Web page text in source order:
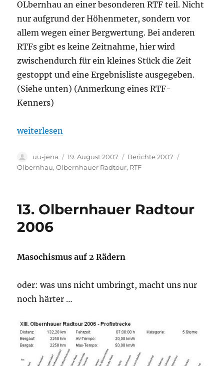
OLbernhau an einer besonderen RTF teil. Nicht
nur aufgrund der Höhenmeter, sondern vor
allem wegen einer Bergwertung. Bei anderen
RTFs gibt es keine Zeitnahme, hier wird
zwischendurch für ein kleines Stück die Zeit
gestoppt und eine Ergebnisliste ausgegeben.
(Siehe unten) (Anmerkung eines RTF-
Kenners)
„Olbernhauer Erzgebirgs-RTF 2007“
weiterlesen
Autor
uu-jena
Veröffentlicht
am
19. August 2007 Kategorien
Berichte 2007
Olbernhau,Olbernhauer Radtour, RTF
13. Olbernhauer Radtour
2006
Masochismus auf 2 Rädern
oder: was uns nicht umbringt, macht uns nur
noch härter …